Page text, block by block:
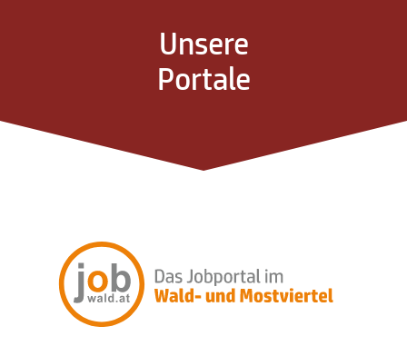
Unsere
Portale